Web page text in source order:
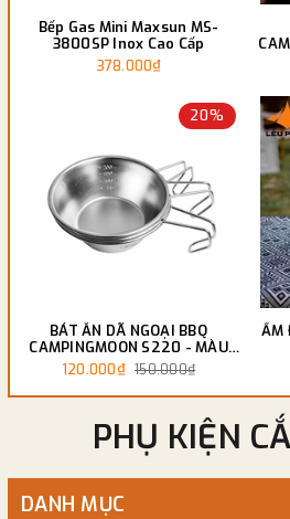
Bếp Gas Mini Maxsun MS-
3800SP Inox Cao Cấp
378.000₫
20%
BÁT ĂN DÃ NGOẠI BBQ
CAMPINGMOON S220 - MÀU
BẠC
120.000₫ 150.000₫
ẤM
PHỤ KIỆN
DANH MỤC